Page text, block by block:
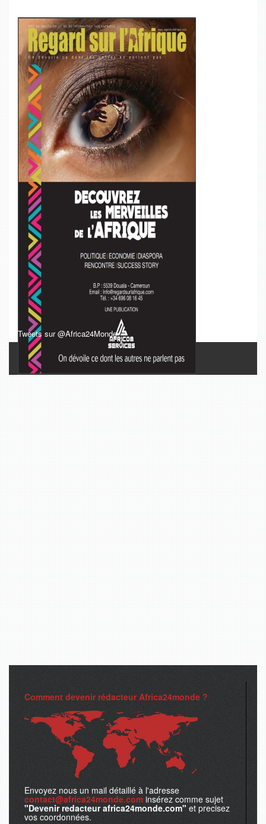
Tweets sur @Africa24Monde
Comment devenir rédacteur Africa24monde ?
Envoyez nous un mail détaillé à l'adresse
contact@africa24monde.com insérez comme sujet
"Devenir redacteur africa24monde.com" et precisez
vos coordonnées.